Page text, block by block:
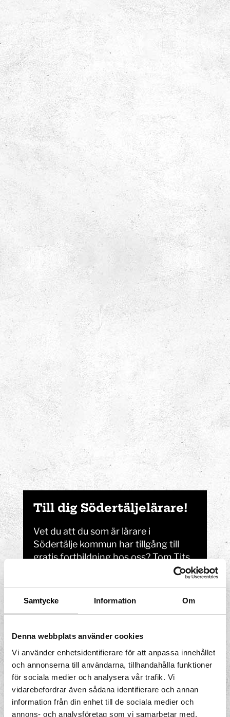
Samtycke Information Om
Denna webbplats använder cookies
Vi använder enhetsidentifierare för att anpassa innehållet
och annonserna till användarna, tillhandahålla funktioner
för sociala medier och analysera vår trafik. Vi
vidarebefordrar även sådana identifierare och annan
information från din enhet till de sociala medier och
annons- och analysföretag som vi samarbetar med.
Förskola
Grundskola och fritidshem
Anpassade skolformer
Till dig Södertälje­lärare!
Vet du att du som är lärare i
Södertälje kommun har tillgång till
gratis fortbildning hos oss? Tom Tits
Experiment erbjuder fortbildningar
med tydlig förankring i förskolans och
skolans styrdokument, samt i FN:s 17
Globala Mål för hållbar utveckling.
Fortbildning
Förstärk upplevelsen hos oss genom att
planera skolbesöket. På dessa sidor finns
information och tips som kan vara bra att